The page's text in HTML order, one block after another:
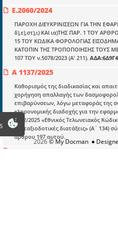
E.2060/2024
ΠΑΡΟΧΗ ΔΙΕΥΚΡΙΝΙΣΕΩΝ ΓΙΑ ΤΗΝ
δ),ε),στ),ι) ΚΑΙ ια)ΤΗΣ ΠΑΡ. 1 ΤΟΥ
15 ΤΟΥ ΚΩΔΙΚΑ ΦΟΡΟΛΟΓΙΑΣ
ΚΑΤΟΠΙΝ ΤΗΣ ΤΡΟΠΟΠΟΙΗΣΗΣ ΤΟΥΣ
107 ΤΟΥ ν.5078/2023 (Α' 211).
Α 1137/2025
Καθορισμός της διαδικασίας και
χορήγηση απαλλαγής των
επιβαρύνσεων, λόγω μεταφοράς της
κληρονομικής διαδοχής για την
5222/2025 «Εθνικός Τελωνειακός
Συνταξιοδοτικές διατάξεις» (Α΄ 134)
άρθρου 197 αυτού.
Εγγραφή
Οδηγίες Εγγραφής
Βοηθός Αναζήτησης
Οροι χρησης ιστοτοπου
2026© My Docman ●